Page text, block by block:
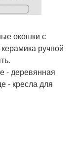
окошки с
ручной
- деревянная
- кресла для